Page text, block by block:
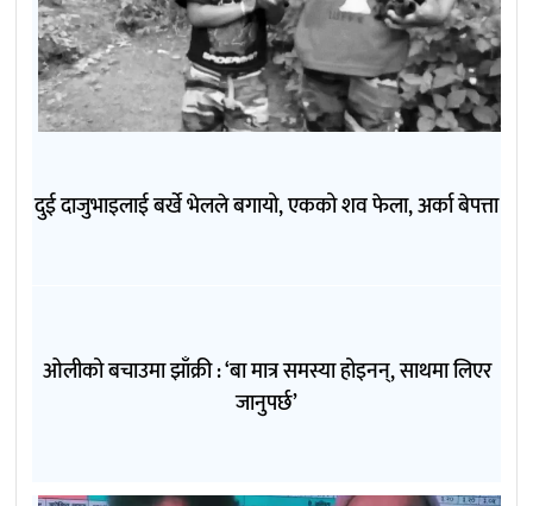
दुई दाजुभाइलाई बर्खे भेलले बगायो, एकको शव फेला, अर्का बेपत्ता
ओलीको बचाउमा झाँक्री : ‘बा मात्र समस्या होइनन्, साथमा लिएर
जानुपर्छ’